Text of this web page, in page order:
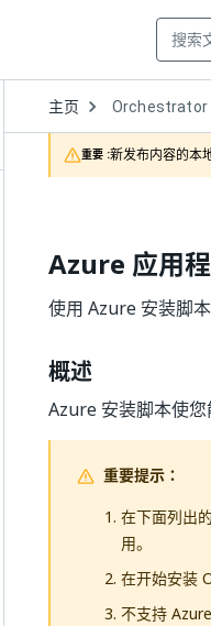
主页 Open
Dropdown
to
choose
product
Orchestrator
重要 :新发布内容的本
Azure 应用
使用 Azure 安装脚
概述
Azure 安装脚本使
重要提示：
在下面列出
用。
在开始安装
不支持